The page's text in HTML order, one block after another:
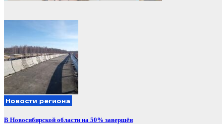
Новости региона
В Новосибирской области на 50% завершён